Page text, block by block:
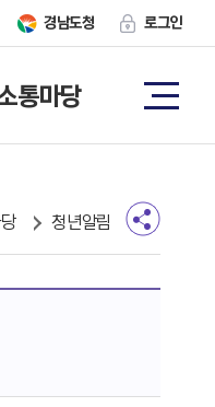
경남도청 로그인
통마당
청년알림